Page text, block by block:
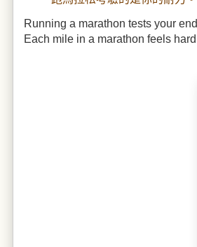
Running a marathon tests your
Each mile in a marathon feels